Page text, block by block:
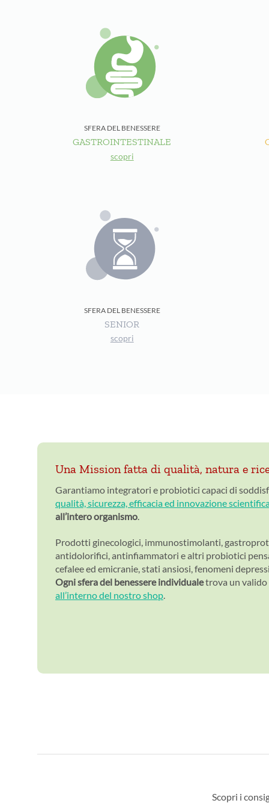
SFERA DEL BENESSERE
GASTROINTESTINALE
scopri
SFERA DEL BENESSERE
SENIOR
scopri
Una Mission fatta di qualità, natura e
Garantiamo integratori e probiotici capaci di
qualità, sicurezza, efficacia ed innovazione
all’intero organismo.
Prodotti ginecologici, immunostimolanti,
antidolorifici, antinfiammatori e altri probiotici
cefalee ed emicranie, stati ansiosi, fenomeni
Ogni sfera del benessere individualetrova un valido
all’interno del nostro shop.
Scopri i